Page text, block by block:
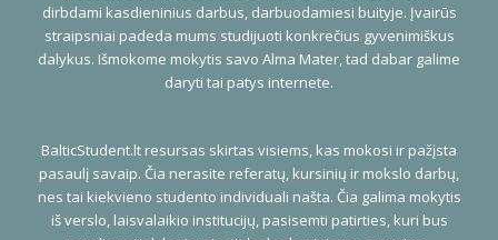
dirbdami kasdieninius darbus, darbuodamiesi buityje. Įvairūs
straipsniai padeda mums studijuoti konkrečius gyvenimiškus
dalykus. Išmokome mokytis savo Alma Mater, tad dabar galime
daryti tai patys internete.
BalticStudent.lt resursas skirtas visiems, kas mokosi ir pažįsta
pasaulį savaip. Čia nerasite referatų, kursinių ir mokslo darbų,
nes tai kiekvieno studento individuali našta. Čia galima mokytis
iš verslo, laisvalaikio institucijų, pasisemti patirties, kuri bus